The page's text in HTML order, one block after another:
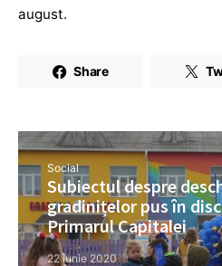
august.
Share
Social
Subiectul despre
gradinițelor pus în
Primarul Capitalei
22 iunie 2020